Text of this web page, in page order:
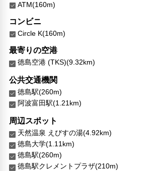
ATM(160m)
コンビニ
Circle K(160m)
最寄りの空港
徳島空港 (TKS)(9.32km)
公共交通機関
徳島駅(260m)
阿波富田駅(1.21km)
周辺スポット
天然温泉 えびすの湯(4.92km)
徳島大学(1.11km)
徳島駅(260m)
徳島駅クレメントプラザ(210m)